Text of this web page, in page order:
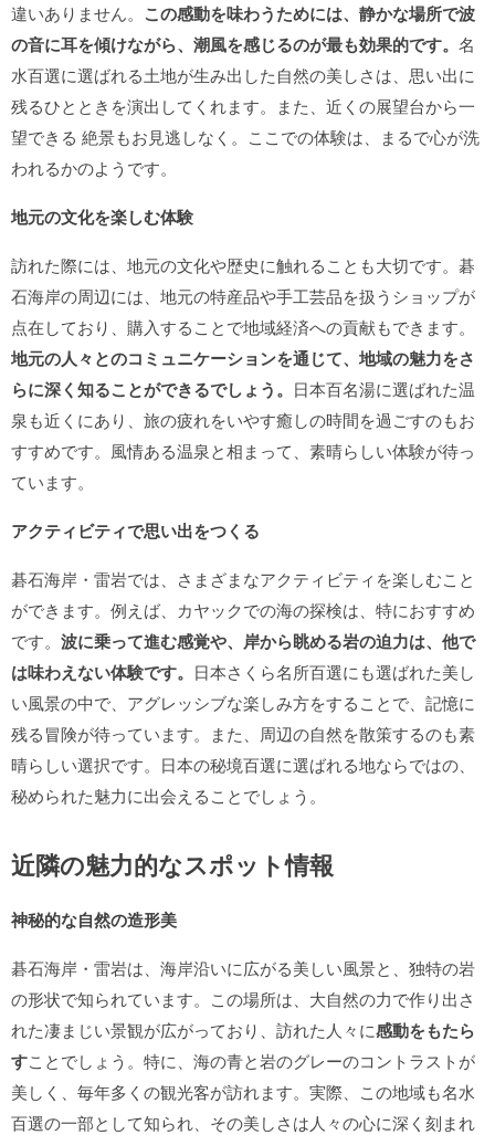
違いありません。 この感動を味わうためには、静かな場所で波
の音に耳を傾けながら、潮風を感じるのが最も効果的です。 名
水百選に選ばれる土地が生み出した自然の美しさは、思い出に
残るひとときを演出してくれます。また、近くの展望台から一
望できる 絶景もお見逃しなく。ここでの体験は、まるで心が洗
われるかのようです。
地元の文化を楽しむ体験
訪れた際には、地元の文化や歴史に触れることも大切です。碁
石海岸の周辺には、地元の特産品や手工芸品を扱うショップが
点在しており、購入することで地域経済への貢献もできます。
地元の人々とのコミュニケーションを通じて、地域の魅力をさ
らに深く知ることができるでしょう。 日本百名湯に選ばれた温
泉も近くにあり、旅の疲れをいやす癒しの時間を過ごすのもお
すすめです。風情ある温泉と相まって、素晴らしい体験が待っ
ています。
アクティビティで思い出をつくる
碁石海岸・雷岩では、さまざまなアクティビティを楽しむこと
ができます。例えば、カヤックでの海の探検は、特におすすめ
です。 波に乗って進む感覚や、岸から眺める岩の迫力は、他で
は味わえない体験です。 日本さくら名所百選にも選ばれた美し
い風景の中で、アグレッシブな楽しみ方をすることで、記憶に
残る冒険が待っています。また、周辺の自然を散策するのも素
晴らしい選択です。日本の秘境百選に選ばれる地ならではの、
秘められた魅力に出会えることでしょう。
近隣の魅力的なスポット情報
神秘的な自然の造形美
碁石海岸・雷岩は、海岸沿いに広がる美しい風景と、独特の岩
の形状で知られています。この場所は、大自然の力で作り出さ
れた凄まじい景観が広がっており、訪れた人々に感動をもたら
すことでしょう。特に、海の青と岩のグレーのコントラストが
美しく、毎年多くの観光客が訪れます。実際、この地域も名水
百選の一部として知られ、その美しさは人々の心に深く刻まれ